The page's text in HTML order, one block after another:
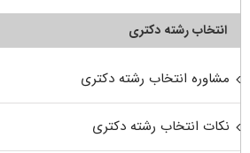
انتخاب رشته دکتری
مشاوره انتخاب رشته دکتری
نکات انتخاب رشته دکتری